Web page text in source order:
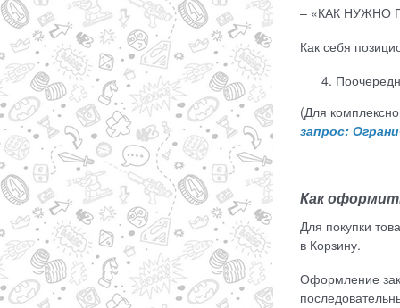
– «КАК НУЖНО
Как себя
(Для
запрос:
Как
Для покупки
в Корзину.
Оформление